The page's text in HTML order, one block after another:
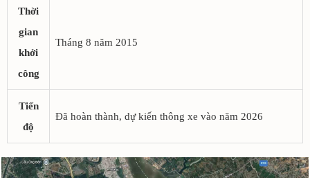
Thời
gian
khởi
công
Tháng 8 năm 2015
Tiến
độ
Đã hoàn thành, dự kiến thông xe vào năm 2026